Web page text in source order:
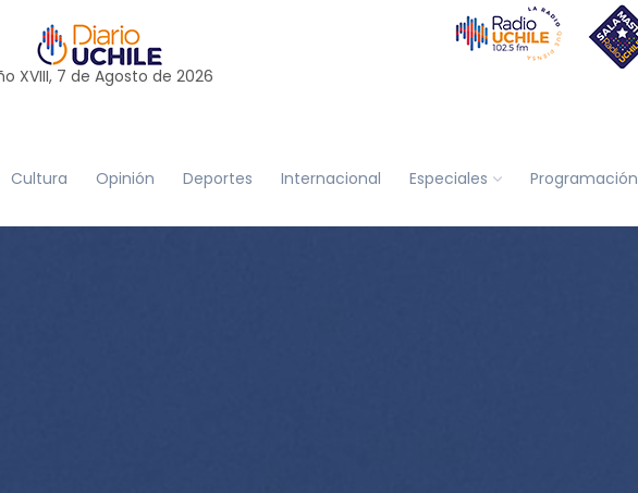
XVIII, 7 de Agosto de 2026
Cultura Opinión Deportes Internacional Especiales Programación